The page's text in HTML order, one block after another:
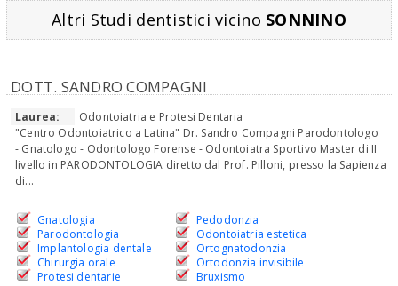
Altri Studi dentistici vicino SONNINO
DOTT. SANDRO COMPAGNI
Laurea:
Odontoiatria e Protesi Dentaria
"Centro Odontoiatrico a Latina" Dr. Sandro Compagni Parodontologo
- Gnatologo - Odontologo Forense - Odontoiatra Sportivo Master di II
livello in PARODONTOLOGIA diretto dal Prof. Pilloni, presso la Sapienza
di...
Gnatologia
Parodontologia
Implantologia dentale
Chirurgia orale
Protesi dentarie
Pedodonzia
Odontoiatria estetica
Ortognatodonzia
Ortodonzia invisibile
Bruxismo